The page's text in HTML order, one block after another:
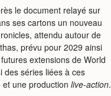
le document relayé sur
ses cartons un nouveau
attendu autour de
prévu pour 2029 ainsi
extensions de World
des séries liées à ces
une production live-action.